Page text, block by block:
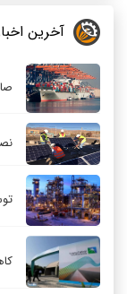
آخرین